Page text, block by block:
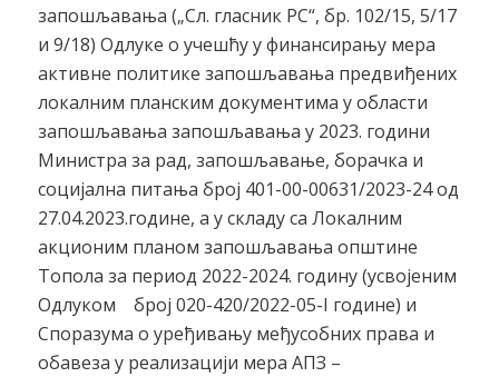
запошљавања („Сл. гласник РС“, бр. 102/15, 5/17
и 9/18) Одлуке о учешћу у финансирању мера
активне политике запошљавања предвиђених
локалним планским документима у области
запошљавања запошљавања у 2023. години
Министра за рад, запошљавање, борачка и
социјална питања број 401-00-00631/2023-24 од
27.04.2023.године, а у складу са Локалним
акционим планом запошљавања општине
Топола за период 2022-2024. годину (усвојеним
Одлуком број 020-420/2022-05-I године) и
Споразума о уређивању међусобних права и
обавеза у реализацији мера АПЗ –